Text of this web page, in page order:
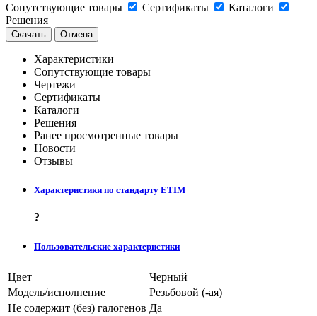
Сопутствующие товары
Сертификаты
Каталоги
Решения
Скачать Отмена
Характеристики
Сопутствующие товары
Чертежи
Сертификаты
Каталоги
Решения
Ранее просмотренные товары
Новости
Отзывы
Характеристики по стандарту ETIM
?
Пользовательские характеристики
Цвет
Черный
Модель/исполнение
Резьбовой (-ая)
Не содержит (без) галогенов Да